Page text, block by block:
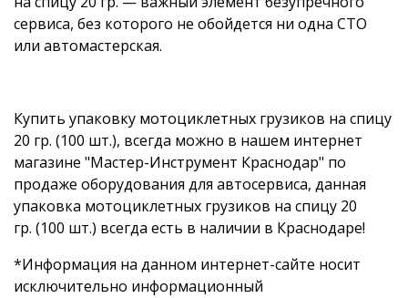
сервиса, без которого не обойдется ни одна СТО
или автомастерская.
Купить упаковку мотоциклетных грузиков на спицу
20 гр. (100 шт.), всегда можно в нашем интернет
магазине "Мастер-Инструмент Краснодар" по
продаже оборудования для автосервиса, данная
упаковка мотоциклетных грузиков на спицу 20
гр. (100 шт.) всегда есть в наличии в Краснодаре!
*Информация на данном интернет-сайте носит
исключительно информационный